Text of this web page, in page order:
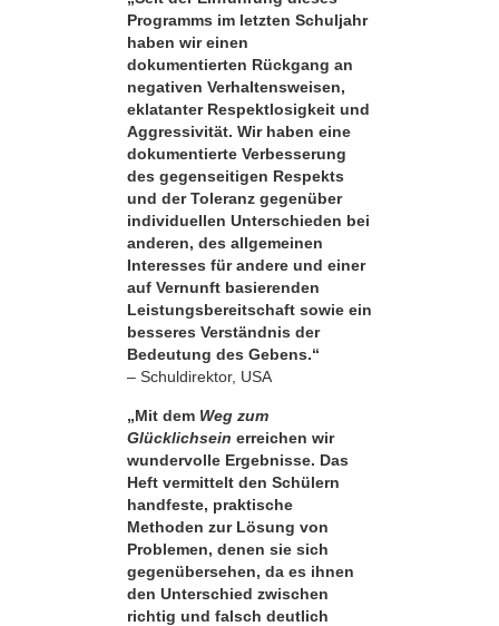
Programms im letzten Schuljahr
haben wir einen
dokumentierten Rückgang an
negativen Verhaltensweisen,
eklatanter Respekt­losigkeit und
Aggressivität. Wir haben eine
dokumentierte Verbesserung
des gegenseitigen Respekts
und der Toleranz gegenüber
individuellen Unterschieden bei
anderen, des allgemeinen
Interesses für andere und einer
auf Vernunft basierenden
Leistungsbereitschaft sowie ein
besseres Verständnis der
Bedeutung des Gebens.“
– Schuldirektor, USA
„Mit dem Weg zum
Glücklichsein erreichen wir
wundervolle Ergebnisse. Das
Heft vermittelt den Schülern
handfeste, praktische
Methoden zur Lösung von
Problemen, denen sie sich
gegenübersehen, da es ihnen
den Unterschied zwischen
richtig und falsch deutlich